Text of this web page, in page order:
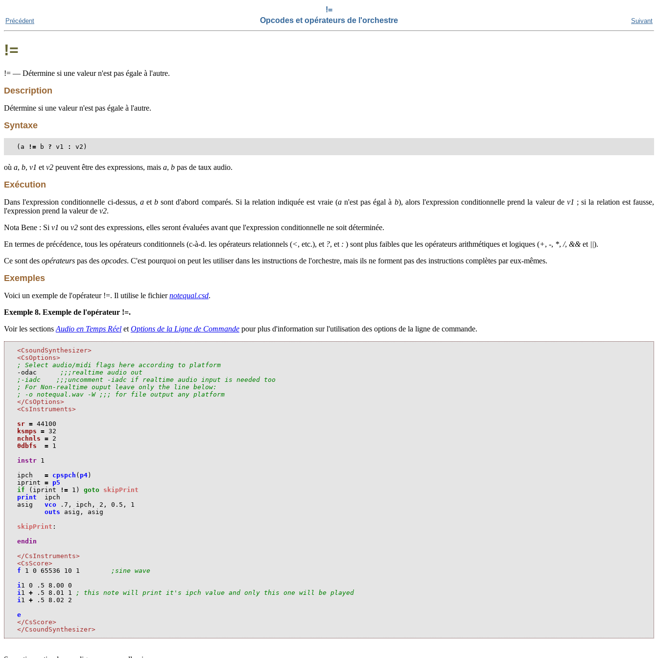
!=
Précédent Opcodes et opérateurs de l'orchestre Suivant
!=
!= — Détermine si une valeur n'est pas égale à l'autre.
Description
Détermine si une valeur n'est pas égale à l'autre.
Syntaxe
(a != b ? v1 : v2)
où a, b, v1 et v2 peuvent être des expressions, mais a, b pas de taux audio.
Exécution
Dans l'expression conditionnelle ci-dessus, aetb sont d'abord comparés. Si la relation indiquée est vraie (an'est pas égal à b), alors l'expression conditionnelle prend la valeur de v1 ; si la relation est fausse,
l'expression prend la valeur de v2.
Nota Bene : Si v1 ou v2 sont des expressions, elles seront évaluées avant que l'expression conditionnelle ne soit déterminée.
En termes de précédence, tous les opérateurs conditionnels (c-à-d. les opérateurs relationnels (<, etc.), et ?, et : ) sont plus faibles que les opérateurs arithmétiques et logiques (+, -, *, /, &&et ||).
Ce sont des opérateurs pas des opcodes. C'est pourquoi on peut les utiliser dans les instructions de l'orchestre, mais ils ne forment pas des instructions complètes par eux-mêmes.
Exemples
Voici un exemple de l'opérateur !=. Il utilise le fichiernotequal.csd.
Exemple 8. Exemple de l'opérateur !=.
Voir les sections Audio en Temps Réel et Options de la Ligne de Commande pour plus d'information sur l'utilisation des options de la ligne de commande.
<CsoundSynthesizer>
<CsOptions>
; Select audio/midi flags here according to platform
-odac
;;;realtime audio out
;-iadc    ;;;uncomment -iadc if realtime audio input is needed too
; For Non-realtime ouput leave only the line below:
; -o notequal.wav -W ;;; for file output any platform
</CsOptions>
<CsInstruments>
sr = 44100
ksmps = 32
nchnls = 2
0dbfs
= 1
instr 1
i pch = cpspch ( p4 )
i print = p5
if
( i print != 1 ) goto skipPrint
print
i pch
asig vco .7 , i pch , 2 , 0.5 ,
1
outs
asig , asig
skipPrint :
endin
</CsInstruments>
<CsScore>
f
1 0 65536 10 1
;sine wave
i 1 0 .5 8.00 0
i 1 + .5 8.01 1
; this note will print it's ipch value and only this one will be played
i 1 + .5 8.02
2
e
</CsScore>
</CsoundSynthesizer>